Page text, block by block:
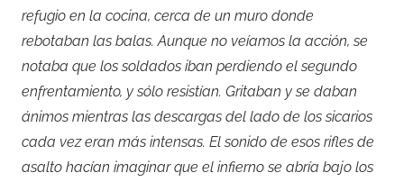
refugio en la cocina, cerca de un muro donde
rebotaban las balas. Aunque no veíamos la acción, se
notaba que los soldados iban perdiendo el segundo
enfrentamiento, y sólo resistían. Gritaban y se daban
ánimos mientras las descargas del lado de los sicarios
cada vez eran más intensas. El sonido de esos rifles de
asalto hacían imaginar que el infierno se abría bajo los